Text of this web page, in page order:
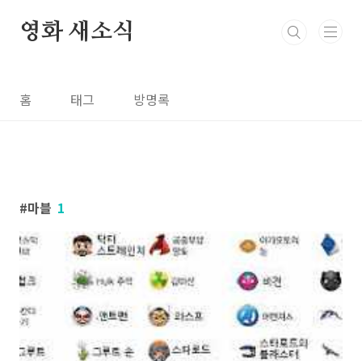
영화 새소식
홈 태그 방명록
마블 1